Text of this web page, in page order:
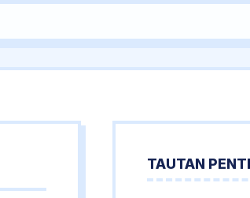
TAUTAN